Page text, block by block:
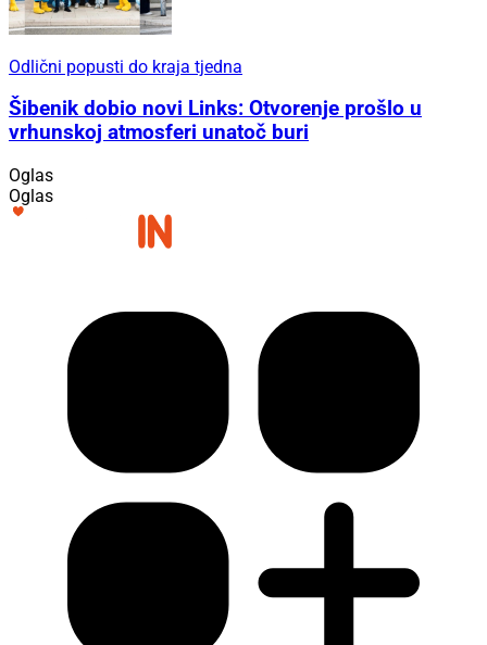
Odlični popusti do kraja tjedna
Šibenik dobio novi Links: Otvorenje prošlo u
vrhunskoj atmosferi unatoč buri
Oglas
Oglas